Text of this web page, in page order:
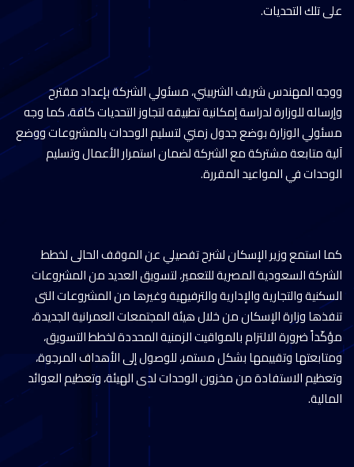
على تلك التحديات.
ووجه المهندس شريف الشربيني، مسئولي الشركة بإعداد مقترح
وإرساله للوزارة لدراسة إمكانية تطبيقه لتجاوز التحديات كافة، كما وجه
مسئولي الوزارة بوضع جدول زمني لتسليم الوحدات بالمشروعات ووضع
آلية متابعة مشتركة مع الشركة لضمان استمرار الأعمال وتسليم
الوحدات في المواعيد المقررة.
كما استمع وزير الإسكان لشرح تفصيلي عن الموقف الحالى لخطط
الشركة السعودية المصرية للتعمير، لتسويق العديد من المشروعات
السكنية والتجارية والإدارية والترفيهية وغيرها من المشروعات التى
تنفذها وزارة الإسكان من خلال هيئة المجتمعات العمرانية الجديدة،
مؤكّداً ضرورة الالتزام بالمواقيت الزمنية المحددة لخطط التسويق،
ومتابعتها وتقييمها بشكل مستمر، للوصول إلى الأهداف المرجوة،
وتعظيم الاستفادة من مخزون الوحدات لدى الهيئة، وتعظيم العوائد
المالية.